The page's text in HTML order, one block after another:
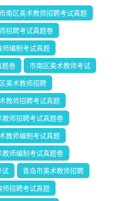
南区美术教师招聘考试真题
招聘考试真题卷
师编制考试真题
题卷 市南区美术教师考试
美术教师招聘
教师招聘考试真题
师招聘考试真题卷
教师编制考试真题
师编制考试真题卷
试 青岛市美术教师招聘
师招聘考试真题